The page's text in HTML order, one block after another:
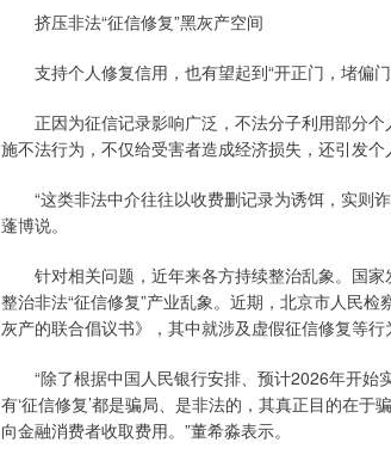
挤压非法“征信修复”黑灰产空间
支持个人修复信用，也有望起到“开正门，堵偏门”
正因为征信记录影响广泛，不法分子利用部分个
施不法行为，不仅给受害者造成经济损失，还引发个
“这类非法中介往往以收费删记录为诱饵，实则
蓬博说。
针对相关问题，近年来各方持续整治乱象。国家
整治非法“征信修复”产业乱象。近期，北京市人民
灰产的联合倡议书》，其中就涉及虚假征信修复等行
“除了根据中国人民银行安排、预计2026年开始
有‘征信修复’都是骗局、是非法的，其真正目的在
向金融消费者收取费用。”董希淼表示。